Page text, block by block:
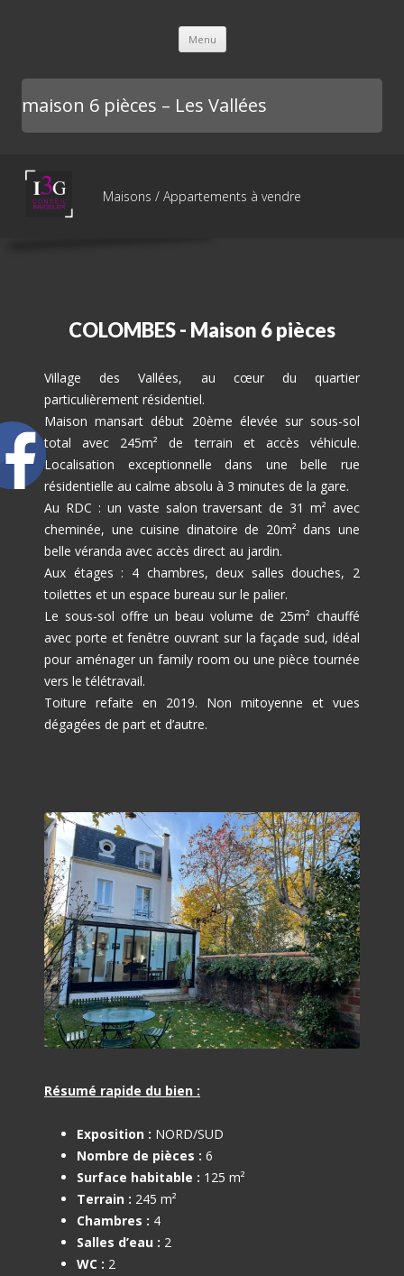
Menu Aller au contenu principal
maison 6 pièces – Les Vallées
Maisons / Appartements à vendre
COLOMBES - Maison 6 pièces
Village des Vallées, au cœur du quartier
particulièrement résidentiel.
Maison mansart début 20ème élevée sur sous-sol
total avec 245m² de terrain et accès véhicule.
Localisation exceptionnelle dans une belle rue
résidentielle au calme absolu à 3 minutes de la gare.
Au RDC : un vaste salon traversant de 31 m² avec
cheminée, une cuisine dinatoire de 20m² dans une
belle véranda avec accès direct au jardin.
Aux étages : 4 chambres, deux salles douches, 2
toilettes et un espace bureau sur le palier.
Le sous-sol offre un beau volume de 25m² chauffé
avec porte et fenêtre ouvrant sur la façade sud, idéal
pour aménager un family room ou une pièce tournée
vers le télétravail.
Toiture refaite en 2019. Non mitoyenne et vues
dégagées de part et d’autre.
Résumé rapide du bien :
Exposition : NORD/SUD
Nombre de pièces : 6
Surface habitable : 125 m²
Terrain : 245 m²
Chambres : 4
Salles d’eau : 2
WC : 2